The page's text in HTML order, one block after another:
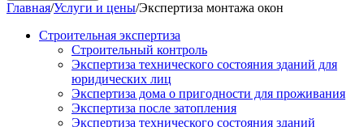
Главная/Услуги и цены/Экспертиза монтажа окон
Строительная экспертиза
Строительный контроль
Экспертиза технического состояния зданий для
юридических лиц
Экспертиза дома о пригодности для проживания
Экспертиза после затопления
Экспертиза технического состояния зданий